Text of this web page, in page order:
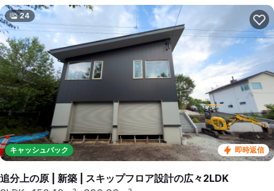
即時返信
キャッシュバック
24
追分上の原 | 新築 | スキップフロア設計の広々2LDK